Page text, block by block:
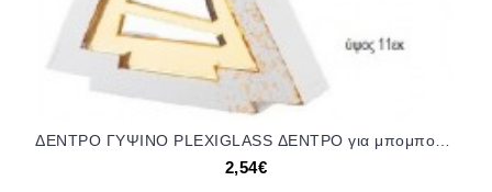
ΔΕΝΤΡΟ ΓΥΨΙΝΟ PLEXIGLASS ΔΕΝΤΡΟ για μπομπονιέρες γούρι δώρο ΝΟ-Κ850/52170 2.54€!!!
2,54€